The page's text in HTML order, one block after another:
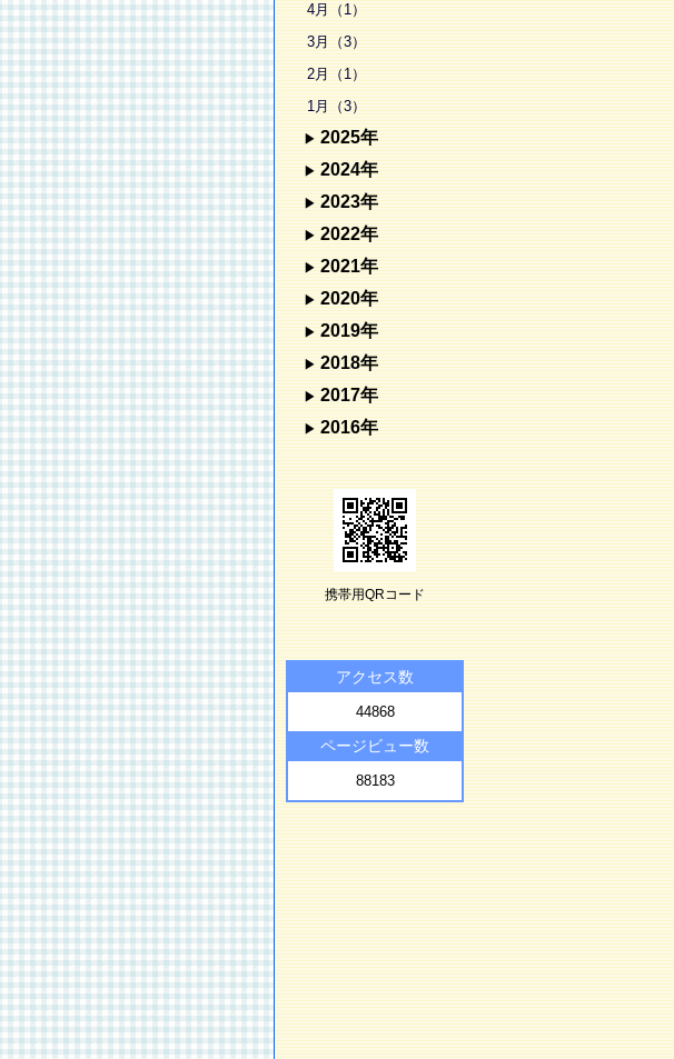
4月（1）
3月（3）
2月（1）
1月（3）
2025年
2024年
2023年
2022年
2021年
2020年
2019年
2018年
2017年
2016年
携帯用QRコード
アクセス数
44868
ページビュー数
88183